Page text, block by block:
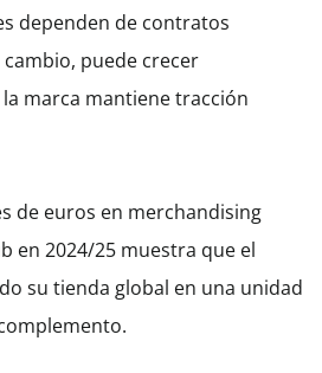
dependen de contratos
puede crecer
marca mantiene tracción
de euros en merchandising
en 2024/25 muestra que el
su tienda global en una unidad